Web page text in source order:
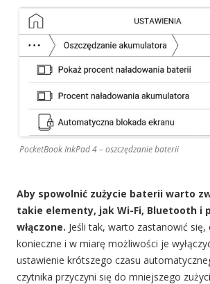
PocketBook InkPad 4 – oszczędzanie baterii
Aby spowolnić zużycie baterii warto
takie elementy, jak Wi-Fi, Bluetooth i
włączone. Jeśli tak, warto zastanowić się,
konieczne i w miarę możliwości je
ustawienie krótszego czasu
czytnika przyczyni się do mniejszego